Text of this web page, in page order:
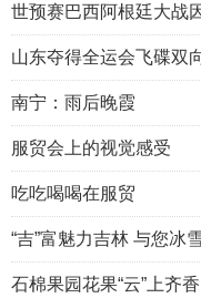
世预赛巴西阿根廷大战
山东夺得全运会飞碟双
南宁：雨后晚霞
服贸会上的视觉感受
吃吃喝喝在服贸
“吉”富魅力吉林 与您冰
石棉果园花果“云”上齐香